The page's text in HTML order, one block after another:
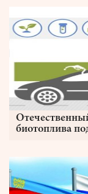
биотоплива